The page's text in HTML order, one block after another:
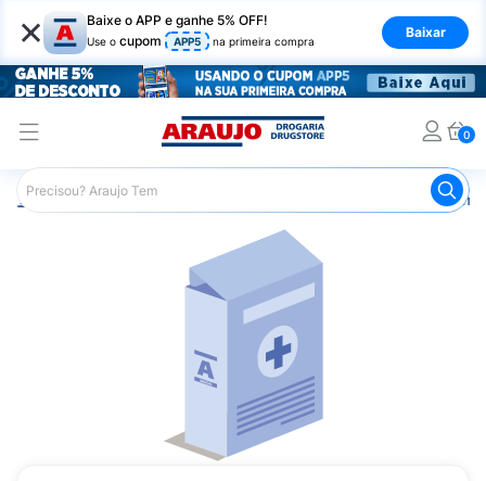
× Baixe o APP e ganhe 5% OFF!
Use o cupom APP5 na primeira compra
Baixar
0
Araujo Medicamentos